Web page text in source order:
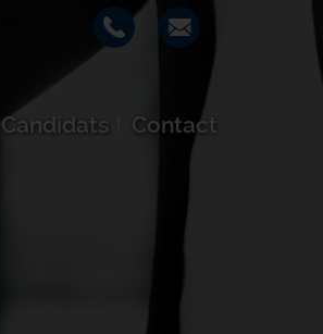
Candidats Contact